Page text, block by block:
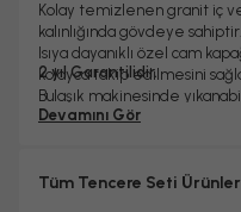
Kolay temizlenen granit iç
kalınlığında gövdeye sahiptir.
Isıya dayanıklı özel cam
kolayca takip edilmesini
Bulaşık makinesinde
İndüksiyon ocaklarda
parçadır.
2 yıl Garantilidir.
Devamını Gör
Tüm Tencere Seti